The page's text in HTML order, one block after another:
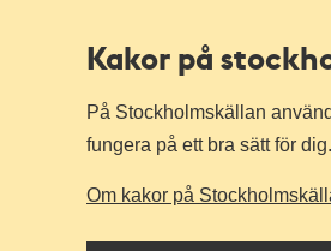
Kakor på
På Stockholmskällan
fungera på ett bra sätt för dig.
Om kakor på